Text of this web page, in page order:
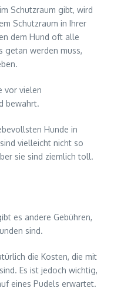
Schutzraum gibt, wird
Schutzraum in Ihrer
dem Hund oft alle
getan werden muss,
vor vielen
bewahrt.
Hunde in
vielleicht nicht so
sie sind ziemlich toll.
es andere Gebühren,
sind.
die Kosten, die mit
Es ist jedoch wichtig,
eines Pudels erwartet.